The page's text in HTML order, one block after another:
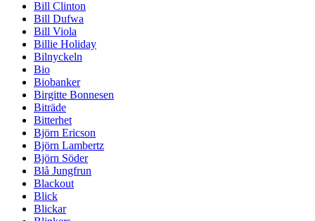
Bill Clinton
Bill Dufwa
Bill Viola
Billie Holiday
Bilnyckeln
Bio
Biobanker
Birgitte Bonnesen
Biträde
Bitterhet
Björn Ericson
Björn Lambertz
Björn Söder
Blå Jungfrun
Blackout
Blick
Blickar